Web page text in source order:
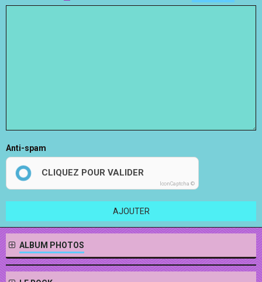
Anti-spam
CLIQUEZ POUR VALIDER
IconCaptcha ©
AJOUTER
ALBUM PHOTOS